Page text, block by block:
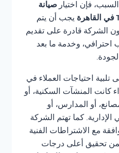
فإن اختيار صيانة
يجب أن يتم
الشركة قادرة على تقديم
احترافي، وخدمة ما بعد
تلبية احتياجات العملاء في
كانت المنشآت السكنية، أو
أو المدارس، أو
الإدارية. كما تهتم الشركة
مع الاشتراطات الفنية
تحقيق أعلى درجات